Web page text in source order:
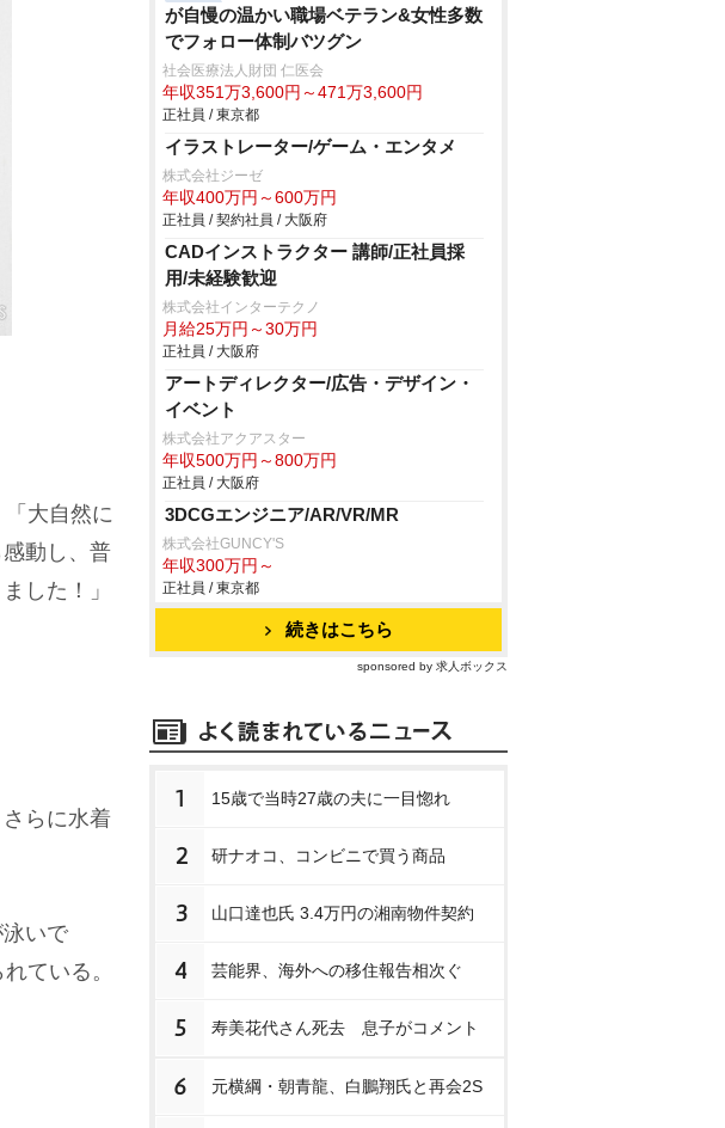
大自然に
動し、普
した！」
らに水着
いで
ている。
が自慢の温かい職場ベテラン&女性多数
でフォロー体制バツグン
社会医療法人財団 仁医会
年収351万3,600円～471万3,600円
正社員 / 東京都
イラストレーター/ゲーム・エンタメ
株式会社ジーゼ
年収400万円～600万円
正社員 / 契約社員 / 大阪府
CADインストラクター 講師/正社員採
用/未経験歓迎
株式会社インターテクノ
月給25万円～30万円
正社員 / 大阪府
アートディレクター/広告・デザイン・
イベント
株式会社アクアスター
年収500万円～800万円
正社員 / 大阪府
3DCGエンジニア/AR/VR/MR
株式会社GUNCY'S
年収300万円～
正社員 / 東京都
続きはこちら
sponsored by 求人ボックス
1 15歳で当時27歳の夫に一目惚れ
2 研ナオコ、コンビニで買う商品
3 山口達也氏 3.4万円の湘南物件契約
4 芸能界、海外への移住報告相次ぐ
5 寿美花代さん死去 息子がコメント
6 元横綱・朝青龍、白鵬翔氏と再会2S